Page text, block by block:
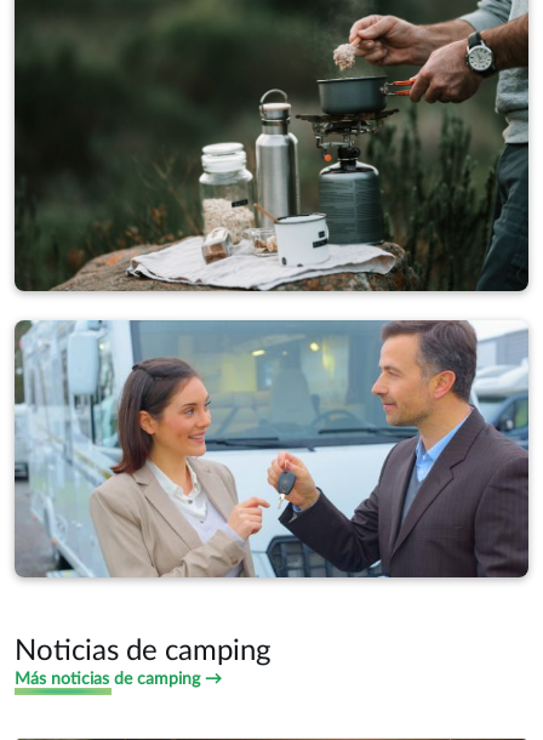
Otros
861 anuncios
434 empresas
Noticias de camping
Más noticias de camping →